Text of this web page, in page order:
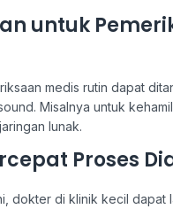
untuk
medis rutin dapat
Misalnya untuk
lunak.
Proses
dokter di klinik kecil dapat